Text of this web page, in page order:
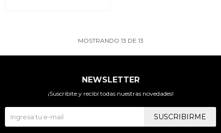
MOSTRANDO 13 DE 13
NEWSLETTER
¡Suscribite y recibí todas nuestras novedades!
SUSCRIBIRME